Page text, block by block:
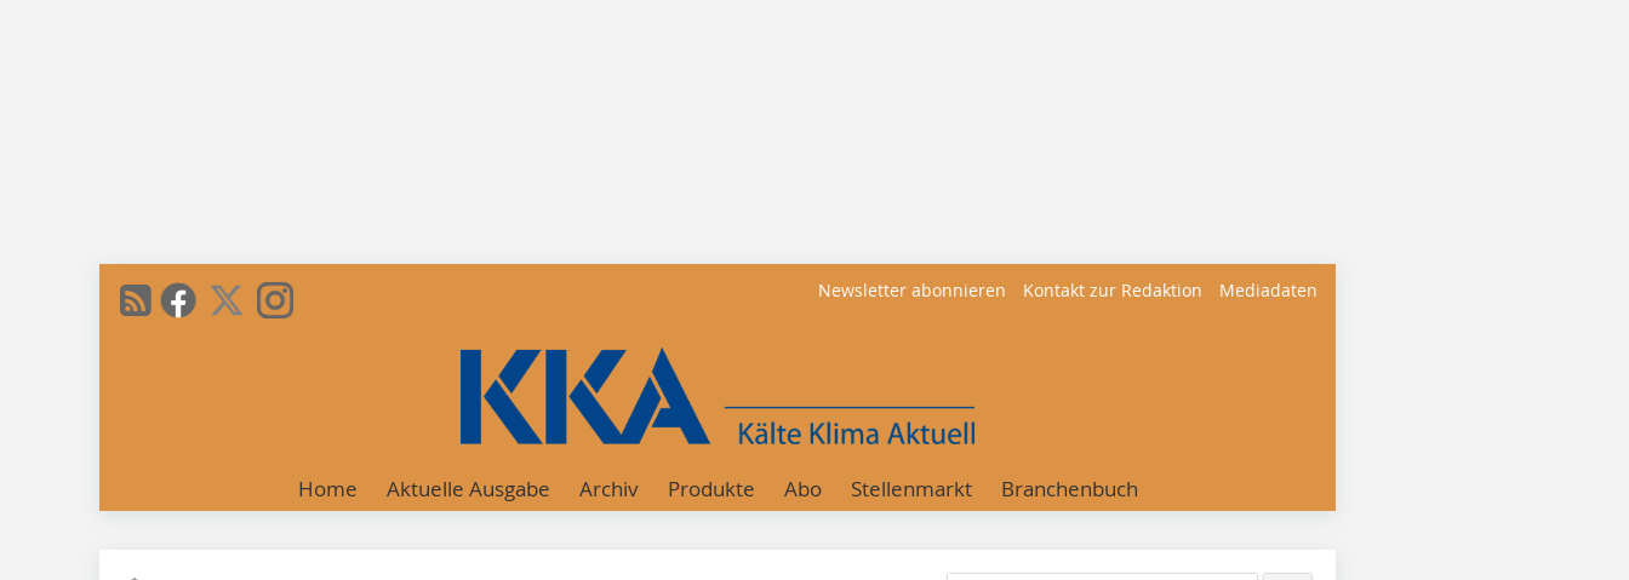
Newsletter abonnieren Kontakt zur Redaktion Mediadaten
Home Aktuelle Ausgabe Archiv Produkte Abo Stellenmarkt Branchenbuch